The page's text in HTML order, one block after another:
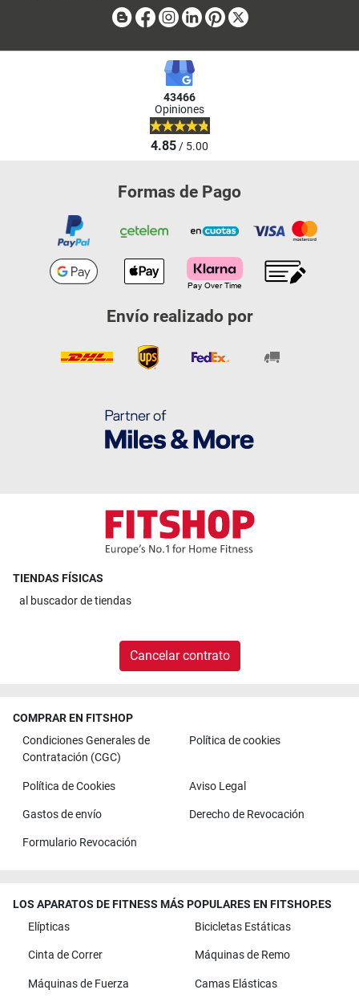
BlogFacebook
Instagram
LinkedinPinterest
43466
Opiniones
4.85/ 5.00
Formas de Pago
Envío realizado por
TIENDAS FÍSICAS
al buscador de tiendas
Cancelar contrato
COMPRAR EN FITSHOP
Condiciones Generales de
Contratación (CGC)
Política de cookies
Política de Cookies Aviso Legal
Gastos de envío Derecho de Revocación
Formulario Revocación
LOS APARATOS DE FITNESS MÁS POPULARES EN FITSHOP.ES
Elípticas
Bicicletas Estáticas
Cinta de Correr Máquinas de Remo
Máquinas de Fuerza Camas Elásticas